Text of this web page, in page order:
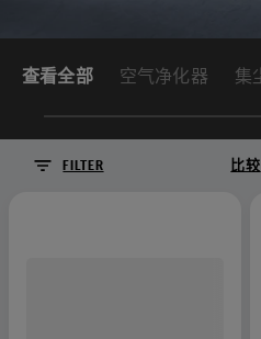
查看全部 空气净化器 集
FILTER 比较